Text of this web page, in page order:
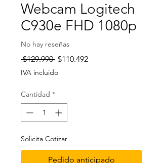
Webcam Logitech
C930e FHD 1080p
No hay reseñas
$129.990 Precio
$110.492Precio de oferta
IVA incluido
Cantidad *
Solicita Cotizar
Pedido anticipado